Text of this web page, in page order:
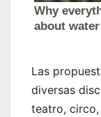
Las
diversas
teatro,